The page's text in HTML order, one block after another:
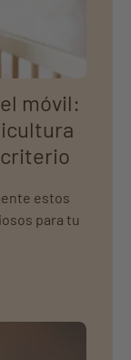
móvil:
estos
para tu